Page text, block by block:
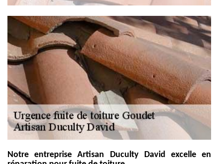
Notre entreprise Artisan Duculty David excelle en